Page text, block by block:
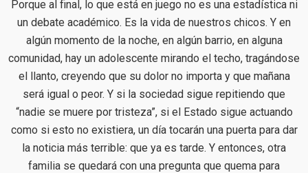
Porque al final, lo que está en juego no es una estadística ni
un debate académico. Es la vida de nuestros chicos. Y en
algún momento de la noche, en algún barrio, en alguna
comunidad, hay un adolescente mirando el techo, tragándose
el llanto, creyendo que su dolor no importa y que mañana
será igual o peor. Y si la sociedad sigue repitiendo que
“nadie se muere por tristeza”, si el Estado sigue actuando
como si esto no existiera, un día tocarán una puerta para dar
la noticia más terrible: que ya es tarde. Y entonces, otra
familia se quedará con una pregunta que quema para